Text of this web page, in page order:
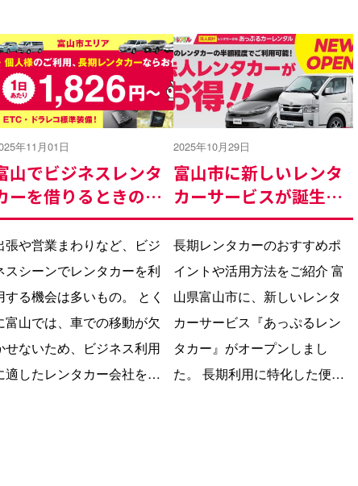
年11月01日
山でビジネスレンタ
ーを借りるときの会
選びのポイント
張や営業まわりなど、ビジ
スシーンでレンタカーを利
する機会は多いもの。 とく
富山では、車での移動が欠
せないため、ビジネス利用
適したレンタカー会社を選
2025年10月29日
富山市に新しいレンタ
カーサービスが誕生！
長期利用に最適な『あ
っぷるレンタカー』が
オープン
長期レンタカーのおすすめポ
イントや活用方法をご紹介 富
山県富山市に、新しいレンタ
カーサービス『あっぷるレン
タカー』がオープンしまし
た。 長期利用に特化した便利